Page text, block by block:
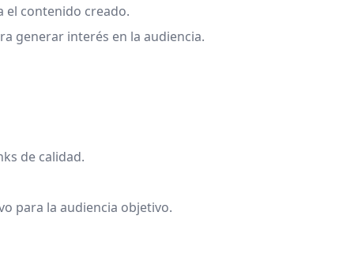
el contenido creado.
generar interés en la audiencia.
de calidad.
para la audiencia objetivo.